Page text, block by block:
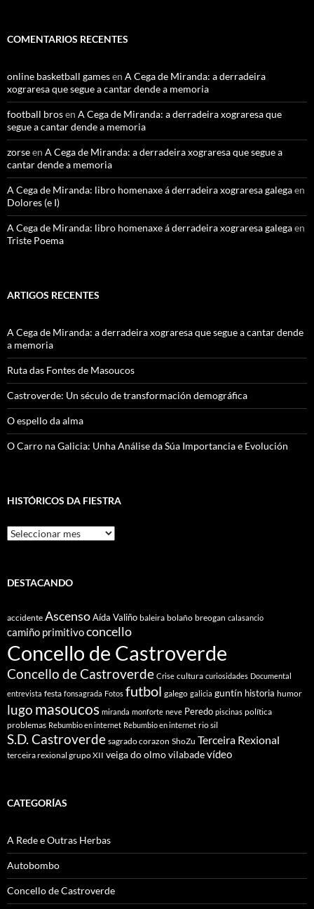
COMENTARIOS RECENTES
online basketball gamesen A Cega de Miranda: a derradeira
xograresa que segue a cantar dende a memoria
football brosen A Cega de Miranda: a derradeira xograresa que
segue a cantar dende a memoria
zorseen A Cega de Miranda: a derradeira xograresa que segue a
cantar dende a memoria
A Cega de Miranda: libro homenaxe á derradeira xograresa galegaen
Dolores (e I)
A Cega de Miranda: libro homenaxe á derradeira xograresa galegaen
Triste Poema
ARTIGOS RECENTES
A Cega de Miranda: a derradeira xograresa que segue a cantar dende
a memoria
Ruta das Fontes de Masoucos
Castroverde: Un século de transformación demográfica
O espello da alma
O Carro na Galicia: Unha Análise da Súa Importancia e Evolución
HISTÓRICOS DA FIESTRA
Históricos
Da
DESTACANDO
accidente AscensoAída Valiño baleira bolaño breogan calasancio
camiño primitivoconcello
Concello de Castroverde
Concello de Castroverde Crise cultura curiosidades Documental
entrevista festa fonsagrada Fotos futbol galego galicia guntín historia humor
lugo masoucos miranda monforte neve Peredo piscinas política
problemas Rebumbio en internet Rebumbio en internet rio sil
S.D. Castroverde sagrado corazon ShoZu Terceira Rexional
terceira rexional grupo XII veiga do olmovilabadevídeo
CATEGORÍAS
A Rede e Outras Herbas
Autobombo
Concello de Castroverde